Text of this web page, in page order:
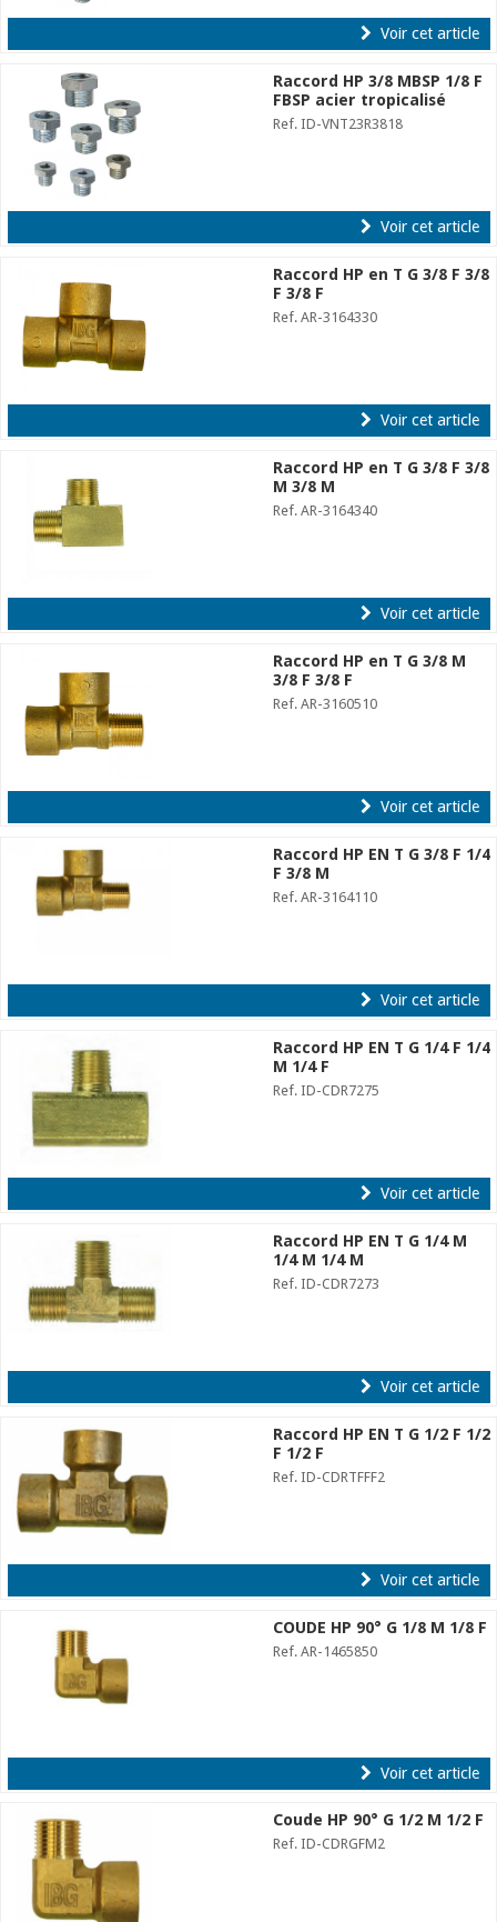
Voir cet article
Raccord HP 3/8 MBSP 1/8 F
FBSP acier tropicalisé
Ref. ID-VNT23R3818
Voir cet article
Raccord HP en T G 3/8 F 3/8
F 3/8 F
Ref. AR-3164330
Voir cet article
Raccord HP en T G 3/8 F 3/8
M 3/8 M
Ref. AR-3164340
Voir cet article
Raccord HP en T G 3/8 M
3/8 F 3/8 F
Ref. AR-3160510
Voir cet article
Raccord HP EN T G 3/8 F 1/4
F 3/8 M
Ref. AR-3164110
Voir cet article
Raccord HP EN T G 1/4 F 1/4
M 1/4 F
Ref. ID-CDR7275
Voir cet article
Raccord HP EN T G 1/4 M
1/4 M 1/4 M
Ref. ID-CDR7273
Voir cet article
Raccord HP EN T G 1/2 F 1/2
F 1/2 F
Ref. ID-CDRTFFF2
Voir cet article
COUDE HP 90° G 1/8 M 1/8 F
Ref. AR-1465850
Voir cet article
Coude HP 90° G 1/2 M 1/2 F
Ref. ID-CDRGFM2